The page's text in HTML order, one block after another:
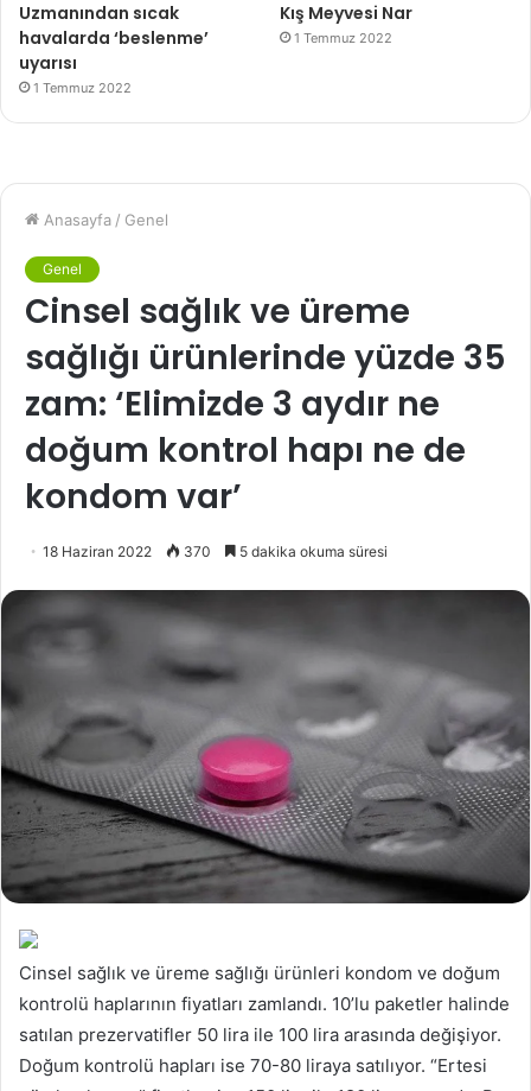
Uzmanından sıcak
havalarda ‘beslenme’
uyarısı
1 Temmuz 2022
Kış Meyvesi Nar
1 Temmuz 2022